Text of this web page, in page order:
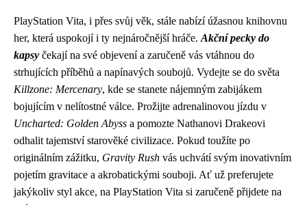
PlayStation Vita, i přes svůj věk, stále nabízí úžasnou knihovnu
her, která uspokojí i ty nejnáročnější hráče. Akční pecky do
kapsy čekají na své objevení a zaručeně vás vtáhnou do
strhujících příběhů a napínavých soubojů. Vydejte se do světa
Killzone: Mercenary, kde se stanete nájemným zabijákem
bojujícím v nelítostné válce. Prožijte adrenalinovou jízdu v
Uncharted: Golden Abyss a pomozte Nathanovi Drakeovi
odhalit tajemství starověké civilizace. Pokud toužíte po
originálním zážitku, Gravity Rush vás uchvátí svým inovativním
pojetím gravitace a akrobatickými souboji. Ať už preferujete
jakýkoliv styl akce, na PlayStation Vita si zaručeně přijdete na